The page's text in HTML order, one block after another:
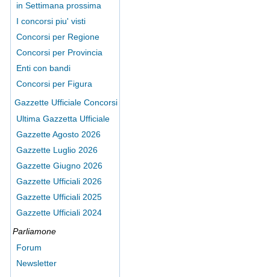
in Settimana prossima
I concorsi piu' visti
Concorsi per Regione
Concorsi per Provincia
Enti con bandi
Concorsi per Figura
Gazzette Ufficiale Concorsi
Ultima Gazzetta Ufficiale
Gazzette Agosto 2026
Gazzette Luglio 2026
Gazzette Giugno 2026
Gazzette Ufficiali 2026
Gazzette Ufficiali 2025
Gazzette Ufficiali 2024
Parliamone
Forum
Newsletter